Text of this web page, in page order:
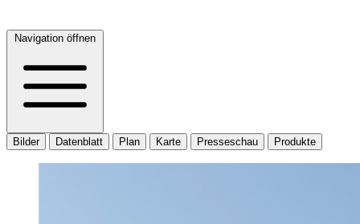
Navigation öffnen
Bilder Datenblatt Plan Karte Presseschau Produkte